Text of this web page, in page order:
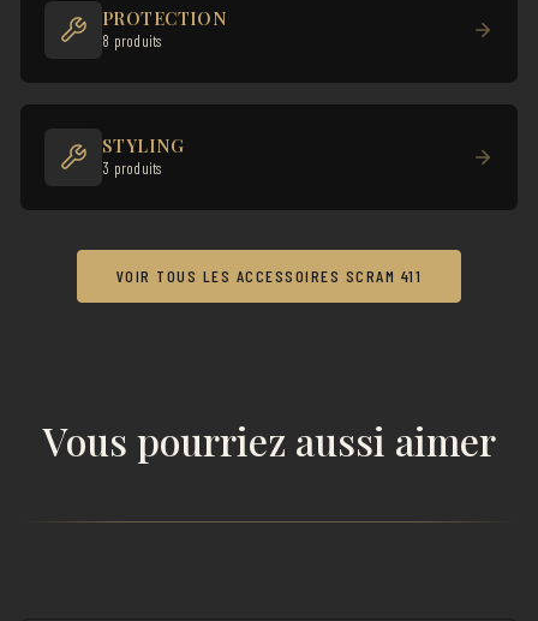
PROTECTION
8 produits
STYLING
3 produits
VOIR TOUS LES ACCESSOIRES SCRAM 411
Vous pourriez aussi aimer